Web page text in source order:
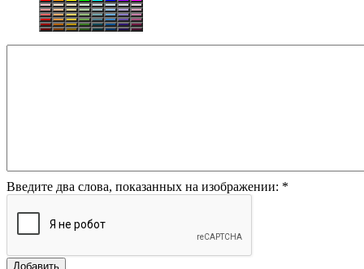
Введите два слова, показанных на изображении: *